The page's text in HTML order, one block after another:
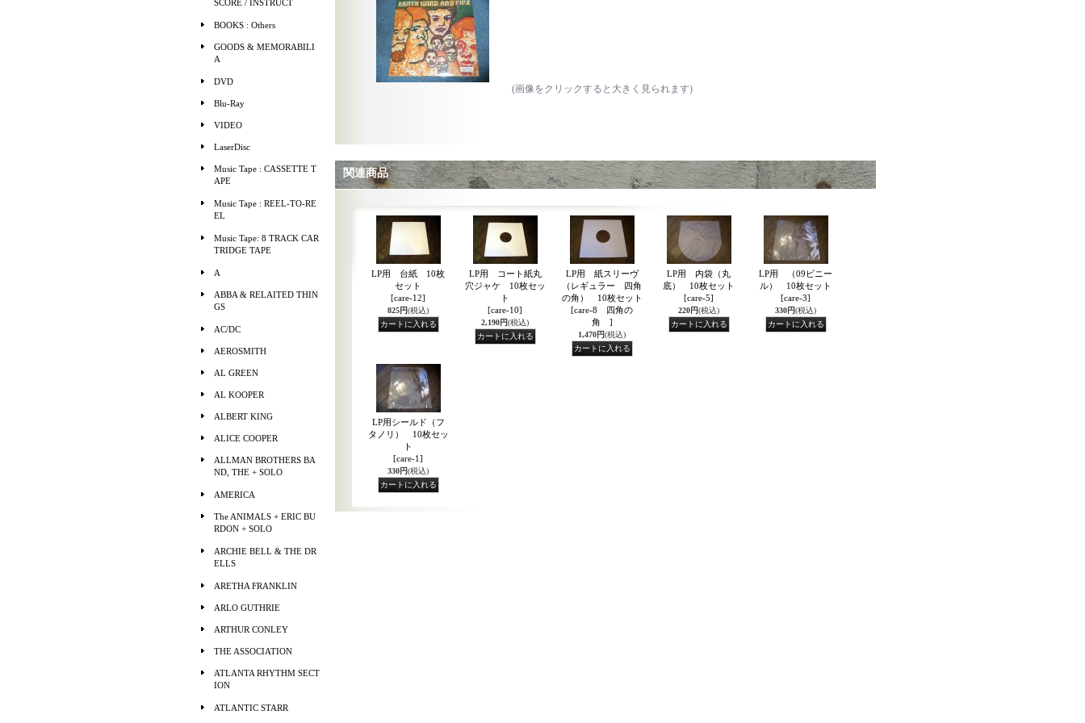
SCORE / INSTRUCT
BOOKS : Others
GOODS & MEMORABILI
A
DVD
Blu-Ray
VIDEO
LaserDisc
Music Tape : CASSETTE T
APE
Music Tape : REEL-TO-RE
EL
Music Tape: 8 TRACK CAR
TRIDGE TAPE
A
ABBA & RELAITED THIN
GS
AC/DC
AEROSMITH
AL GREEN
AL KOOPER
ALBERT KING
ALICE COOPER
ALLMAN BROTHERS BA
ND, THE + SOLO
AMERICA
The ANIMALS + ERIC BU
RDON + SOLO
ARCHIE BELL & THE DR
ELLS
ARETHA FRANKLIN
ARLO GUTHRIE
ARTHUR CONLEY
THE ASSOCIATION
ATLANTA RHYTHM SECT
ION
ATLANTIC STARR
(画像をクリックすると大きく見られます)
関連商品
LP用 台紙 10枚
セット
[care-12]
825円(税込)
LP用 コート紙丸
穴ジャケ 10枚セッ
ト
[care-10]
2,190円(税込)
LP用 紙スリーヴ
（レギュラー 四角
の角） 10枚セット
[care-8 四角の
角 ]
1,470円(税込)
LP用 内袋（丸
底） 10枚セット
[care-5]
220円(税込)
LP用 （09ビニー
ル） 10枚セット
[care-3]
330円(税込)
LP用シールド（フ
タノリ） 10枚セッ
ト
[care-1]
330円(税込)